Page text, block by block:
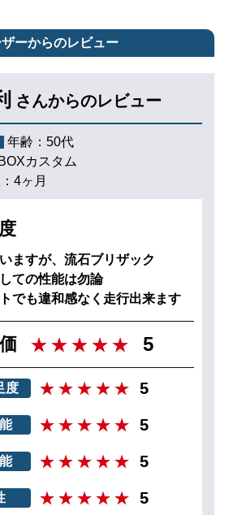
ーからのレビュー
さんからのレビュー
年齢： 50代
カスタム
4ヶ月
ますが、流石ブリザック
ての性能は勿論
でも違和感なく走行出来ます
5
度 5
5
5
5